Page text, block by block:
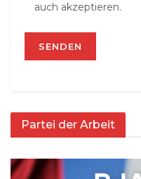
auch akzeptieren.
Partei der Arbeit